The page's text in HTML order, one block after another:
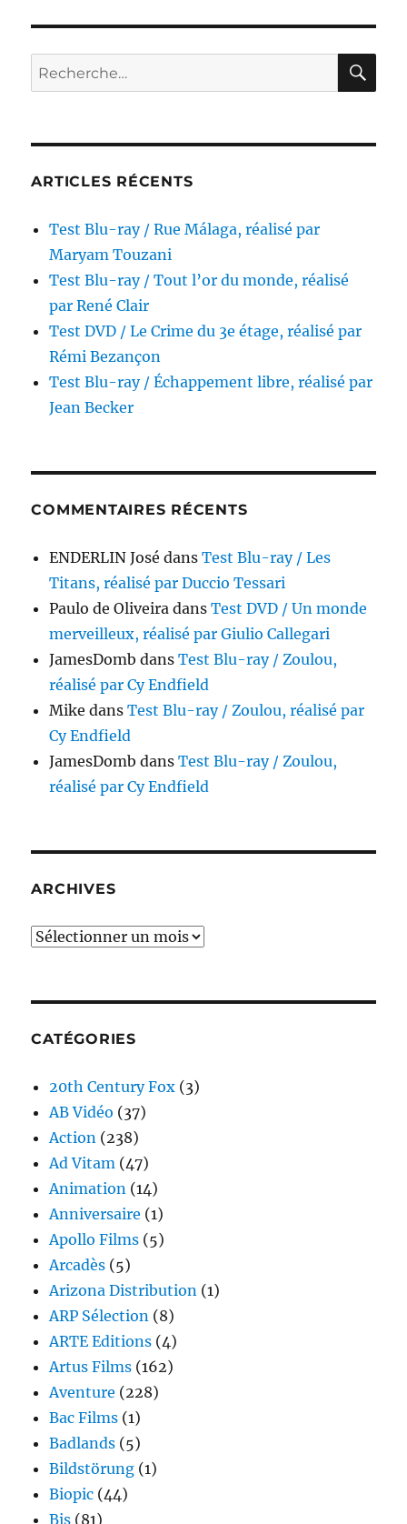
The
Recherche
pour :
ARTICLES RÉCENTS
Test Blu-ray / Rue Málaga, réalisé par
Maryam Touzani
Test Blu-ray / Tout l’or du monde, réalisé
par René Clair
Test DVD / Le Crime du 3e étage, réalisé par
Rémi Bezançon
Test Blu-ray / Échappement libre, réalisé par
Jean Becker
COMMENTAIRES RÉCENTS
ENDERLIN José dansTest Blu-ray / Les
Titans, réalisé par Duccio Tessari
Paulo de Oliveira dansTest DVD / Un monde
merveilleux, réalisé par Giulio Callegari
JamesDomb dansTest Blu-ray / Zoulou,
réalisé par Cy Endfield
Mike dansTest Blu-ray / Zoulou, réalisé par
Cy Endfield
JamesDomb dansTest Blu-ray / Zoulou,
réalisé par Cy Endfield
ARCHIVES
Archives
CATÉGORIES
20th Century Fox (3)
AB Vidéo (37)
Action (238)
Ad Vitam (47)
Animation (14)
Anniversaire (1)
Apollo Films (5)
Arcadès (5)
Arizona Distribution (1)
ARP Sélection (8)
ARTE Editions (4)
Artus Films (162)
Aventure (228)
Bac Films (1)
Badlands (5)
Bildstörung (1)
Biopic (44)
Bis (81)